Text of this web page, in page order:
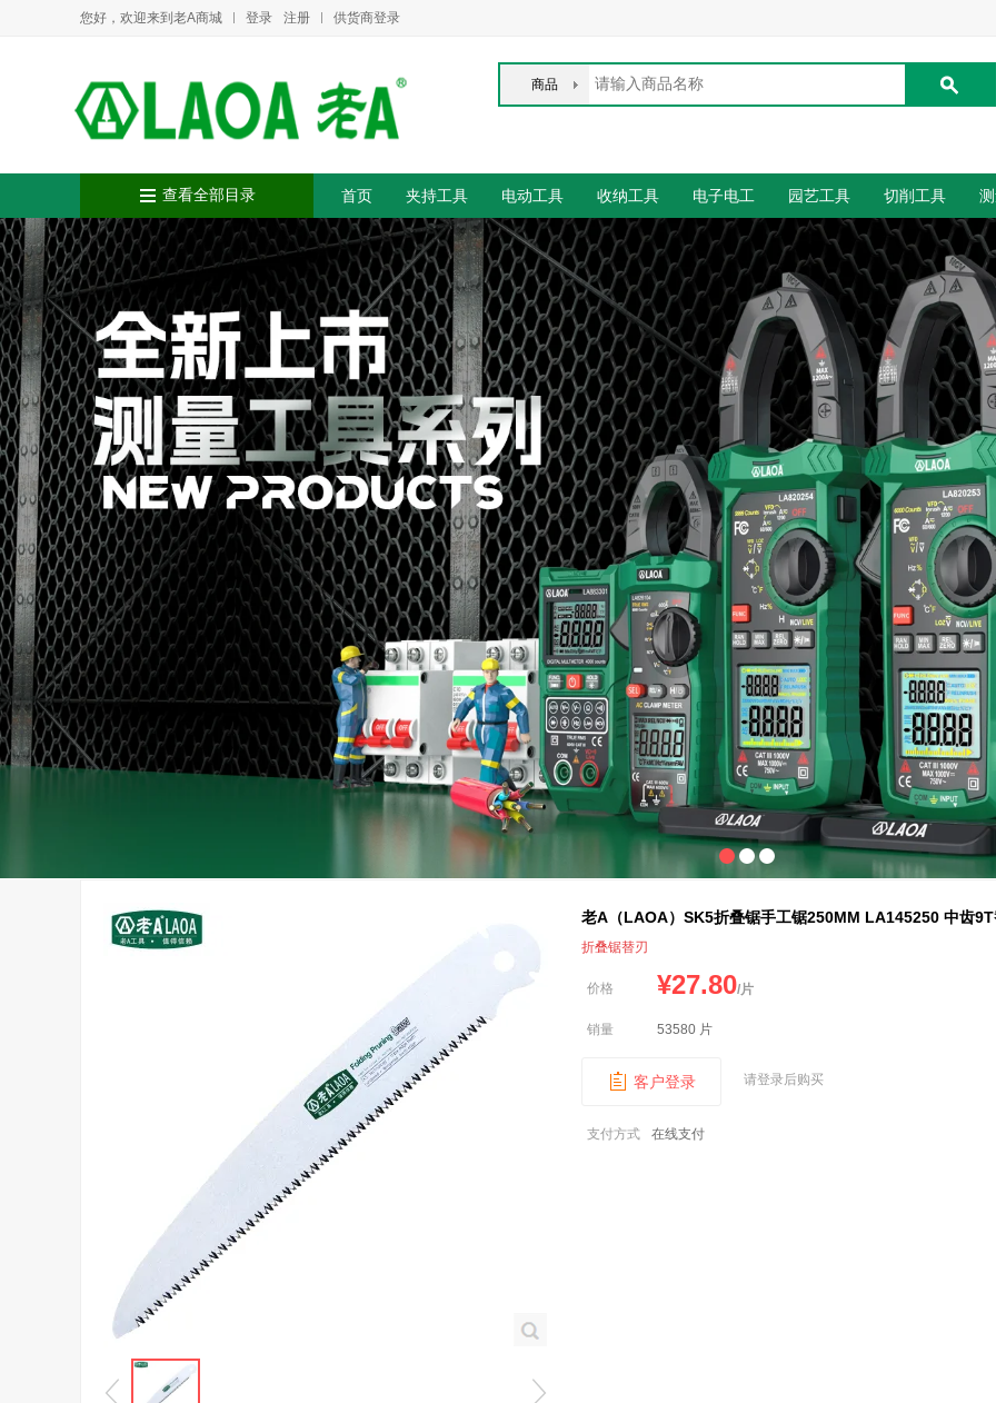
您好，欢迎来到老A商城 登录 注册 供货商登录
商品
查看全部目录 首页 夹持工具 电动工具 收纳工具 电子电工 园艺工具 切削工具
老A（LAOA）SK5折叠锯手工锯250MM LA145250 中齿
折叠锯替刃
价格 ¥27.80/片
销量 53580 片
客户登录 请登录后购买
支付方式 在线支付